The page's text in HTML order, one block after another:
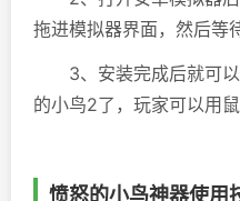
拖进模拟器界面，然后等
3、安装完成后就可以
的小鸟2了，玩家可以用鼠
愤怒的小鸟神器使用